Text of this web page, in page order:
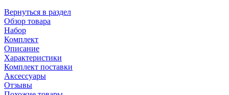
Вернуться в раздел
Обзор товара
Набор
Комплект
Описание
Характеристики
Комплект поставки
Аксессуары
Отзывы